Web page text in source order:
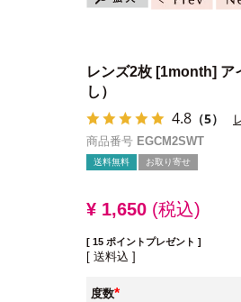
レンズ2枚 [1month] ア
し）
4.8 （5）
商品番号 EGCM2SWT
送料無料 お取り寄せ
¥ 1,650 税込
[ 15 ポイントプレゼント ]
送料込
度数